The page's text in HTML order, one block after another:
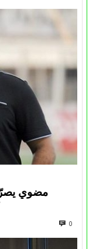
مضوي
0